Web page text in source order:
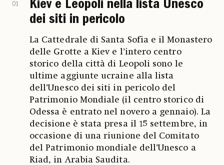
01
Kiev e Leopoli nella lista Unesco
dei siti in pericolo
La Cattedrale di Santa Sofia e il Monastero
delle Grotte a Kiev e l’intero centro
storico della città di Leopoli sono le
ultime aggiunte ucraine alla lista
dell’Unesco dei siti in pericolo del
Patrimonio Mondiale (il centro storico di
Odessa è entrato nel novero a gennaio). La
decisione è stata presa il 15 settembre, in
occasione di una riunione del Comitato
del Patrimonio mondiale dell’Unesco a
Riad, in Arabia Saudita.